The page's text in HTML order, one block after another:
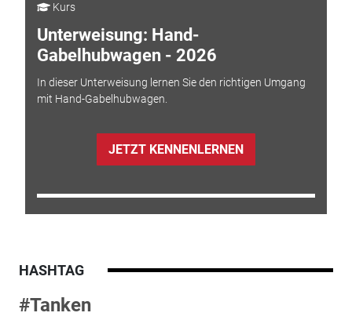
Kurs
Unterweisung: Hand-
Gabelhubwagen - 2026
In dieser Unterweisung lernen Sie den richtigen Umgang
mit Hand-Gabelhubwagen.
JETZT KENNENLERNEN
HASHTAG
#Tanken